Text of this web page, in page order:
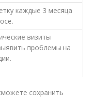
каждые 3 месяца
визиты
проблемы на
сохранить